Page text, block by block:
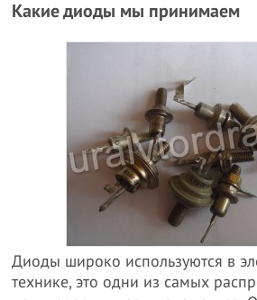
Какие диоды мы принимаем
Диоды широко используются в
технике, это одни из самых